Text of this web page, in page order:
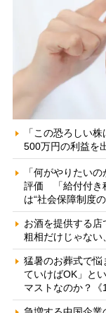
「この恐ろしい
500万円の利益を
「何がやりたい
評価 「給付付き
は“社会保障制度
お酒を提供する
粗相だけじゃない
猛暑のお葬式で
ていけばOK」と
マストなのか？《